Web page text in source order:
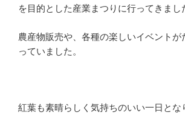
を目的とした産業まつりに行ってきまし
農産物販売や、各種の楽しいイベントが
っていました。
紅葉も素晴らしく気持ちのいい一日とな